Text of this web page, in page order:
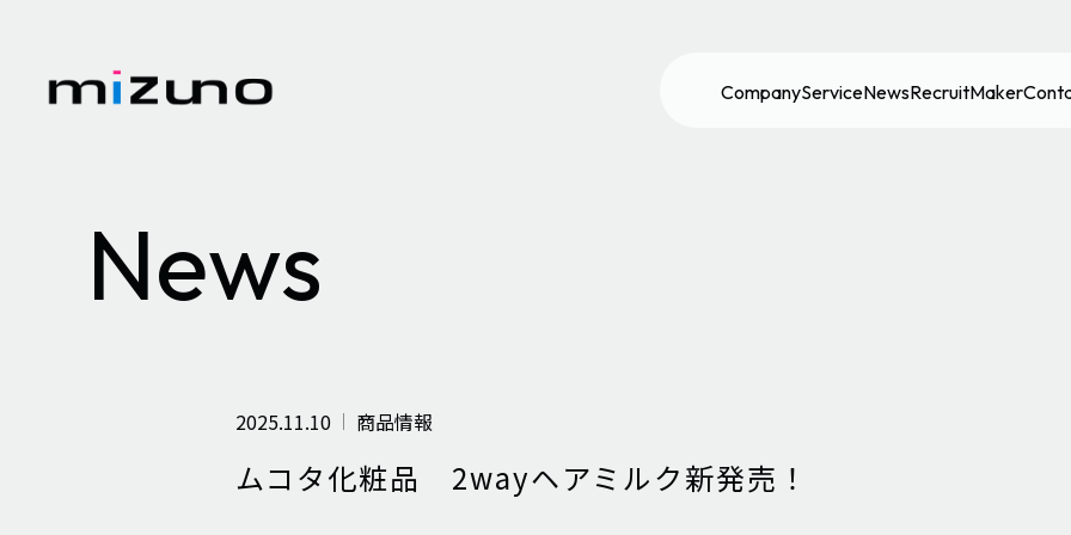
CompanyServiceNewsRecruitMaker
News
2025.11.10 商品情報
ムコタ化粧品 2wayヘアミルク新発売！